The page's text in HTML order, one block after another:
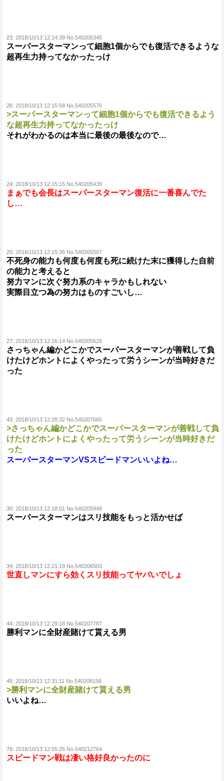
23: 2018/10/13 12:14:39 No.540205345
スーパースターマンって細胞1個からでも復活できるような
超再生力持ってなかったっけ
26: 2018/10/13 12:15:58 No.540205576
>スーパースターマンって細胞1個からでも復活できるよう
な超再生力持ってなかったっけ
それがわかるのは本当に最後の最後なので…
24: 2018/10/13 12:15:15 No.540205439
まぁでも会長はスーパースターマン復活に一番喜んでた
し…
25: 2018/10/13 12:15:36 No.540205507
不死身の能力も何度も何度も死に続けた末に獲得した自前
の能力と考えると
努力マンに次ぐ努力系のキャラかもしれない
実際目立つ為の努力はものすごいし…
27: 2018/10/13 12:16:14 No.540205626
さっちゃん編かどこかでスーパースターマンが善戦して負
けたけどホントによくやったって労うシーンが当時好きだ
った
43: 2018/10/13 12:28:32 No.540207665
>さっちゃん編かどこかでスーパースターマンが善戦して負
けたけどホントによくやったって労うシーンが当時好きだ
った
スーパースターマンVSスピードマンいいよね…
30: 2018/10/13 12:18:01 No.540205948
スーパースターマンはスリ技能をもっと活かせば
34: 2018/10/13 12:21:19 No.540206503
世直しマンにすら効くスリ技能ってヤバいでしょ
44: 2018/10/13 12:29:18 No.540207787
勝利マンに全財産賭けて貰える男
45: 2018/10/13 12:31:11 No.540208158
>勝利マンに全財産賭けて貰える男
いいよね…
76: 2018/10/13 12:55:26 No.540212764
スピードマン戦は凄い格好良かったのに